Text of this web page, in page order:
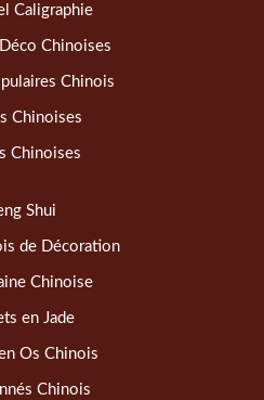
Caligraphie
Chinoises
Chinois
Chinoises
Chinoises
Shui
de Décoration
Chinoise
en Jade
Os Chinois
Chinois